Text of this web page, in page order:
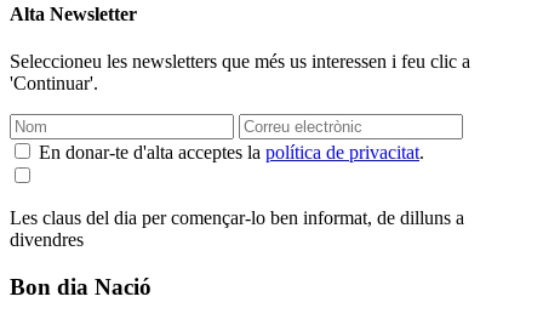
Alta Newsletter
Seleccioneu les newsletters que més us interessen i feu clic a
'Continuar'.
En donar-te d'alta acceptes la política de privacitat.
Les claus del dia per començar-lo ben informat, de dilluns a
divendres
Bon dia Nació